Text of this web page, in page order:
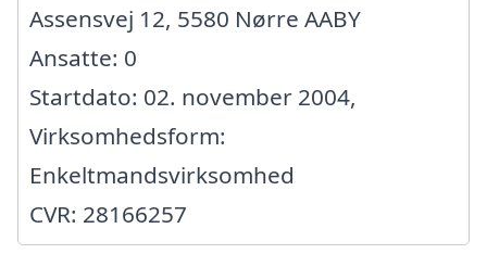
Assensvej 12, 5580 Nørre AABY
Ansatte: 0
Startdato: 02. november 2004,
Virksomhedsform:
Enkeltmandsvirksomhed
CVR: 28166257